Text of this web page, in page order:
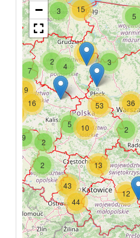
5
53
10
2
2
43
44
13
12
5
2
36
3 15
4 3
11
9
16
2
19
7
−